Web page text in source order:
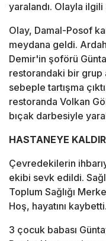
yaralandı. Olayla ilgili
Olay, Damal-Posof
meydana geldi.
Demir'in şoförü
restorandaki bir grup
sebeple tartışma
restoranda Volkan
bıçak darbesiyle
HASTANEYE
Çevredekilerin
ekibi sevk edildi.
Toplum Sağlığı
Hoş, hayatını kaybetti.
3 çocuk babası